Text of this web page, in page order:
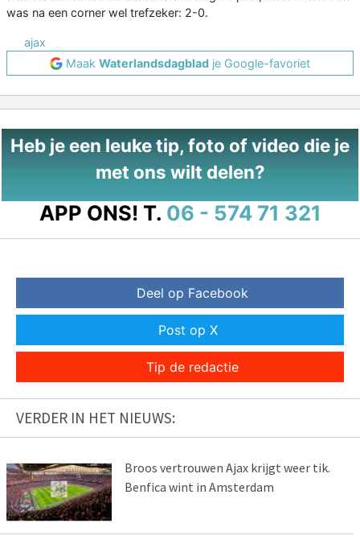
was na een corner wel trefzeker: 2-0.
ajax
Maak Waterlandsdagblad je Google-favoriet
Heb je een leuke tip, foto of video die je
met ons wilt delen?
APP ONS! T. 06 - 574 71 321
Deel op Facebook
Post op X
Tip de redactie
VERDER IN HET NIEUWS:
Broos vertrouwen Ajax krijgt weer tik.
Benfica wint in Amsterdam